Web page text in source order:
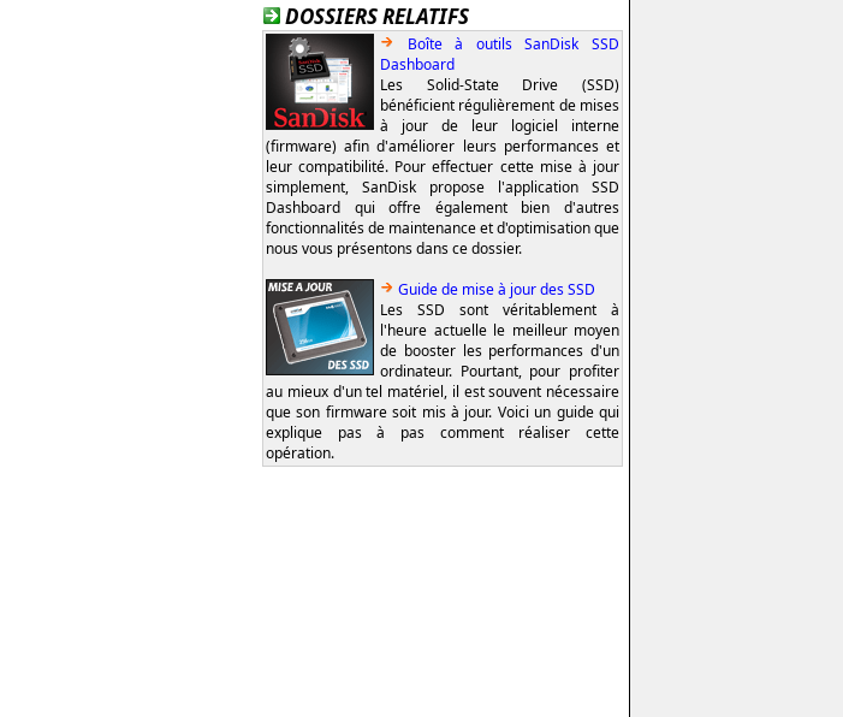
DOSSIERS RELATIFS
Boîte à outils SanDisk SSD
Dashboard
Les Solid-State Drive (SSD)
bénéficient régulièrement de mises
à jour de leur logiciel interne
(firmware) afin d'améliorer leurs performances et
leur compatibilité. Pour effectuer cette mise à jour
simplement, SanDisk propose l'application SSD
Dashboard qui offre également bien d'autres
fonctionnalités de maintenance et d'optimisation que
nous vous présentons dans ce dossier.
Guide de mise à jour des SSD
Les SSD sont véritablement à
l'heure actuelle le meilleur moyen
de booster les performances d'un
ordinateur. Pourtant, pour profiter
au mieux d'un tel matériel, il est souvent nécessaire
que son firmware soit mis à jour. Voici un guide qui
explique pas à pas comment réaliser cette
opération.